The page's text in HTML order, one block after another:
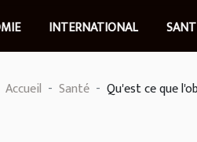
INTERNATIONAL
Accueil Santé Qu'est ce que